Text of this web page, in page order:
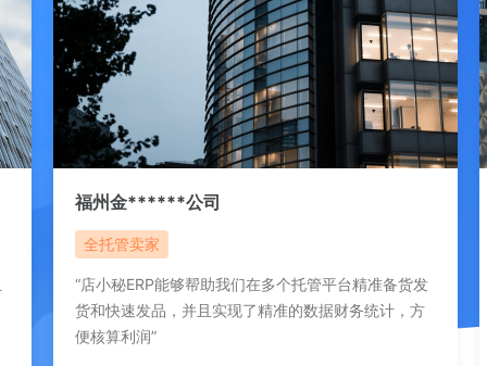
福州金******公司
全托管卖家
“店小秘ERP能够帮助我们在多个托管平台精准备货发
货和快速发品，并且实现了精准的数据财务统计，方
便核算利润”